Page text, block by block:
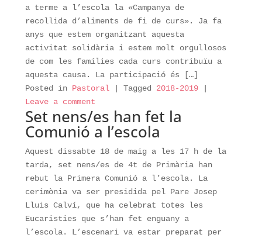
a terme a l’escola la «Campanya de
recollida d’aliments de fi de curs». Ja fa
anys que estem organitzant aquesta
activitat solidària i estem molt orgullosos
de com les famílies cada curs contribuïu a
aquesta causa. La participació és […]
Posted in Pastoral Tagged 2018-2019
Leave a comment
Set nens/es han fet la
Comunió a l’escola
Aquest dissabte 18 de maig a les 17 h de la
tarda, set nens/es de 4t de Primària han
rebut la Primera Comunió a l’escola. La
cerimònia va ser presidida pel Pare Josep
Lluis Calví, que ha celebrat totes les
Eucaristies que s’han fet enguany a
l’escola. L’escenari va estar preparat per